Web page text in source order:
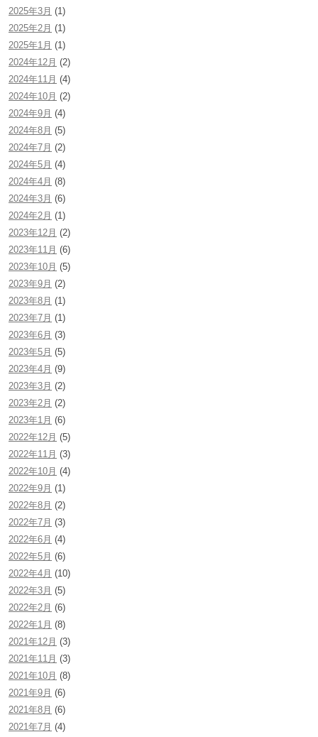
2025年3月 (1)
2025年2月 (1)
2025年1月 (1)
2024年12月 (2)
2024年11月 (4)
2024年10月 (2)
2024年9月 (4)
2024年8月 (5)
2024年7月 (2)
2024年5月 (4)
2024年4月 (8)
2024年3月 (6)
2024年2月 (1)
2023年12月 (2)
2023年11月 (6)
2023年10月 (5)
2023年9月 (2)
2023年8月 (1)
2023年7月 (1)
2023年6月 (3)
2023年5月 (5)
2023年4月 (9)
2023年3月 (2)
2023年2月 (2)
2023年1月 (6)
2022年12月 (5)
2022年11月 (3)
2022年10月 (4)
2022年9月 (1)
2022年8月 (2)
2022年7月 (3)
2022年6月 (4)
2022年5月 (6)
2022年4月 (10)
2022年3月 (5)
2022年2月 (6)
2022年1月 (8)
2021年12月 (3)
2021年11月 (3)
2021年10月 (8)
2021年9月 (6)
2021年8月 (6)
2021年7月 (4)